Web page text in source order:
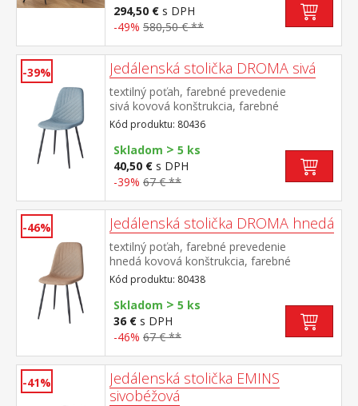
koža – imitácia mikrovlákno, farebné
prevedenie antracitová kovová konštrukcia,
farebné prevedenie čierna výška sedu
stoličky 51 cm rozmer stola (š/h/v) 140 × 70
× 75 cm rozmer stoličky (š/h/v) 45 × 53 × 88
cm
294,50 € s DPH
-49% 580,50 € **
-39% Jedálenská stolička DROMA sivá
textilný poťah, farebné prevedenie
sivá kovová konštrukcia, farebné
prevedenie čierna výška sedu 47
cm odporúčaná nosnosť do 120 kg
Kód produktu: 80436
Skladom > 5 ks
40,50 € s DPH
-39% 67 € **
-46% Jedálenská stolička DROMA hnedá
textilný poťah, farebné prevedenie
hnedá kovová konštrukcia, farebné
prevedenie čierna výška sedu 47
cm odporúčaná nosnosť do 120 kg
Kód produktu: 80438
Skladom > 5 ks
36 € s DPH
-46% 67 € **
-41%
Jedálenská stolička EMINS
sivobéžová